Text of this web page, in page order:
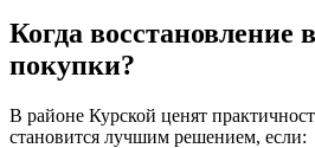
Когда восстановление
покупки?
В районе Курской ценят
становится лучшим решением, если: